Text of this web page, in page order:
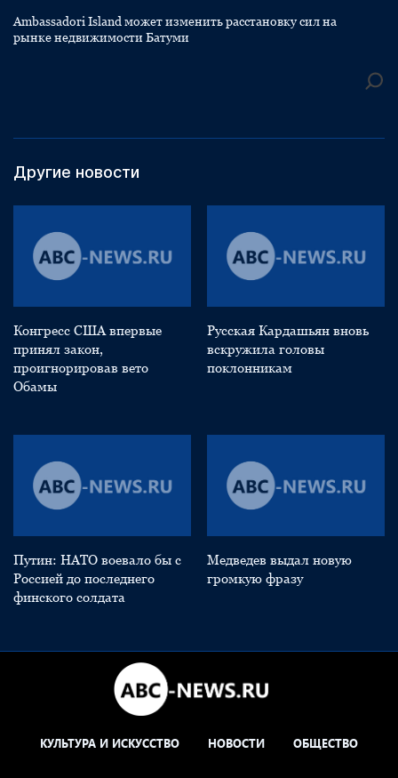
Ambassadori Island может изменить расстановку сил на
рынке недвижимости Батуми
Другие новости
Конгресс США впервые
принял закон,
проигнорировав вето
Обамы
Русская Кардашьян вновь
вскружила головы
поклонникам
Путин: НАТО воевало бы с
Россией до последнего
финского солдата
Медведев выдал новую
громкую фразу
КУЛЬТУРА И ИСКУССТВО НОВОСТИ ОБЩЕСТВО